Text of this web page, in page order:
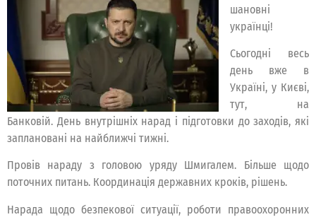
шановні
українці!
Сьогодні весь
день вже в
Україні, у Києві,
тут, на
Банковій. День внутрішніх нарад і підготовки до заходів, які
заплановані на найближчі тижні.
Провів нараду з головою уряду Шмигалем. Більше щодо
поточних питань. Координація державних кроків, рішень.
Нарада щодо безпекової ситуації, роботи правоохоронних